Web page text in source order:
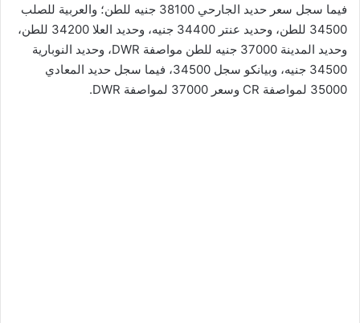
فيما سجل سعر حديد الجارحي 38100 جنيه للطن؛ والعربية للصلب
34500 للطن، وحديد عنتر 34400 جنيه، وحديد العلا 34200 للطن،
وحديد المدينة 37000 جنيه للطن مواصفة DWR، وحديد النوبارية
34500 جنيه، وبيانكو سجل 34500، فيما سجل حديد المعادي
35000 لمواصفة CR وسعر 37000 لمواصفة DWR.